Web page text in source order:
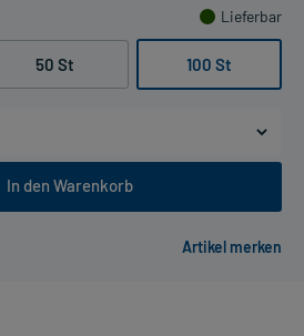
Lieferbar
50 St 100 St
In den Warenkorb